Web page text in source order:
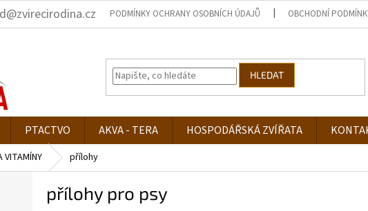
PODMÍNKY OCHRANY OSOBNÍCH ÚDAJŮ OBCHODNÍ
HLEDAT
PTACTVO AKVA - TERA HOSPODÁŘSKÁ ZVÍŘATA
VITAMÍNY přílohy
přílohy pro psy